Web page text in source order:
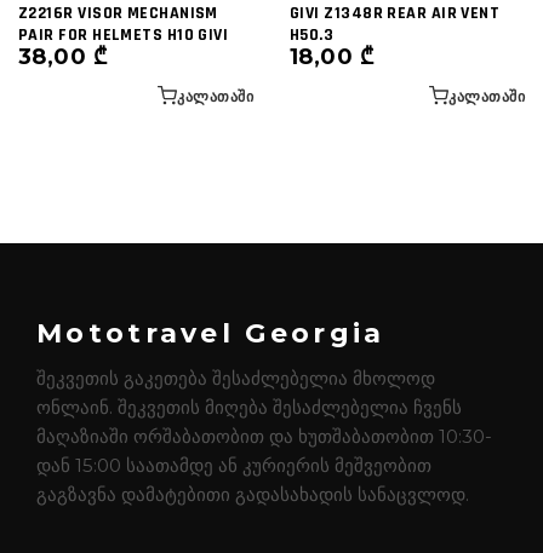
Z2216R VISOR MECHANISM
PAIR FOR HELMETS H10 GIVI
38,00 ₾
ᲙᲐᲚᲐᲗᲐᲨᲘ
GIVI Z1348R REAR AIR VENT
H50.3
18,00 ₾
ᲙᲐᲚᲐᲗᲐᲨᲘ
Mototravel Georgia
შეკვეთის გაკეთება შესაძლებელია მხოლოდ
ონლაინ. შეკვეთის მიღება შესაძლებელია ჩვენს
მაღაზიაში ორშაბათობით და ხუთშაბათობით 10:30-
დან 15:00 საათამდე ან კურიერის მეშვეობით
გაგზავნა დამატებითი გადასახადის სანაცვლოდ.